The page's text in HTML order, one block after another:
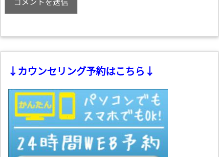
↓カウンセリング予約はこちら↓